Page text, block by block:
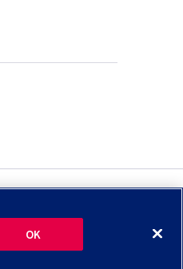
プライバシーポリシー
OK